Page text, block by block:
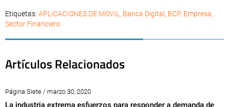
Etiquetas: APLICACIONES DE MOVIL , Banca Digital , BCP, Empresa,
Sector Financiero
Artículos Relacionados
Página Siete / marzo 30, 2020
La industria extrema esfuerzos para responder a demanda de